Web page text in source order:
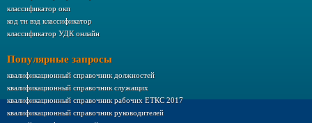
классификатор окп
код тн вэд классификатор
классификатор УДК онлайн
Популярные запросы
квалификационный справочник должностей
квалификационный справочник служащих
квалификационный справочник рабочих ЕТКС 2017
квалификационный справочник руководителей